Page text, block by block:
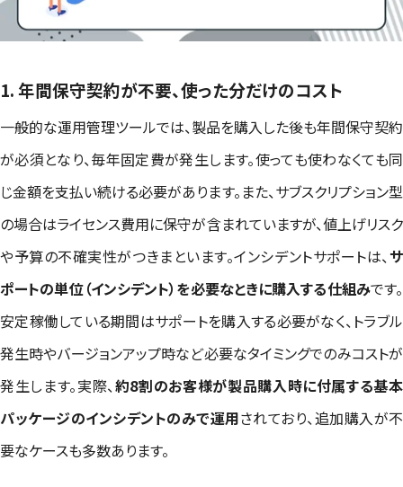
1. 年間保守契約が不要、使った分だけのコスト
一般的な運用管理ツールでは、製品を購入した後も年間保守契約
が必須となり、毎年固定費が発生します。使っても使わなくても同
じ金額を支払い続ける必要があります。また、サブスクリプション型
の場合はライセンス費用に保守が含まれていますが、値上げリスク
や予算の不確実性がつきまといます。インシデントサポートは、サ
ポートの単位（インシデント）を必要なときに購入する仕組みです。
安定稼働している期間はサポートを購入する必要がなく、トラブル
発生時やバージョンアップ時など必要なタイミングでのみコストが
発生します。実際、約8割のお客様が製品購入時に付属する基本
パッケージのインシデントのみで運用されており、追加購入が不
要なケースも多数あります。